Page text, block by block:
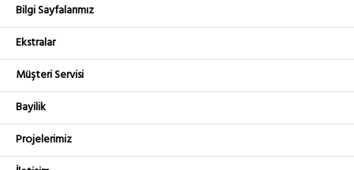
Bilgi Sayfalarımız
Ekstralar
Müşteri Servisi
Bayilik
Projelerimiz